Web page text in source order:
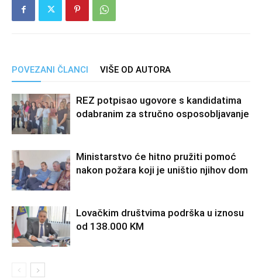
POVEZANI ČLANCI VIŠE OD AUTORA
REZ potpisao ugovore s kandidatima
odabranim za stručno osposobljavanje
Ministarstvo će hitno pružiti pomoć
nakon požara koji je uništio njihov dom
Lovačkim društvima podrška u iznosu
od 138.000 KM